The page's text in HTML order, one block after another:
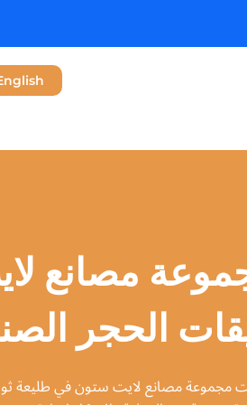
مصانع
الحجر
عامًا، كانت مجموعة مصانع لايت ستون في